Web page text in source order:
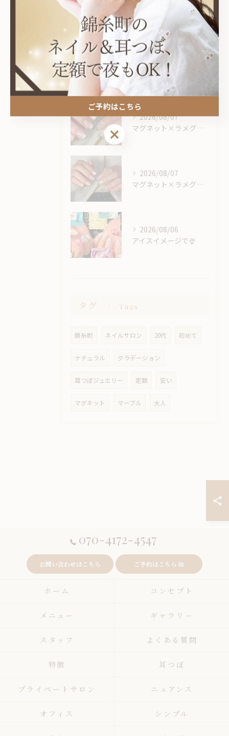
オフィス
シンプル
最近の投稿 Recent Posts
2026/08/07
マグネット×ラメグラベースにスキニーフレンチ🖤🎶
2026/08/07
マグネット×ラメグラベースにスキニーフレンチ🖤🎶
2026/08/06
アイスイメージで🍨
タグ Tags
錦糸町 ネイルサロン 20代 初めて
ナチュラル グラデーション
耳つぼジュエリー 定額 安い
マグネット マーブル 大人
070-4172-4547
お問い合わせはこちら ご予約はこちら
ホーム コンセプト
メニュー ギャラリー
スタッフ よくある質問
特徴 耳つぼ
プライベートサロン ニュアンス
オフィス シンプル
ご予約はこちら
ご予約はこちら